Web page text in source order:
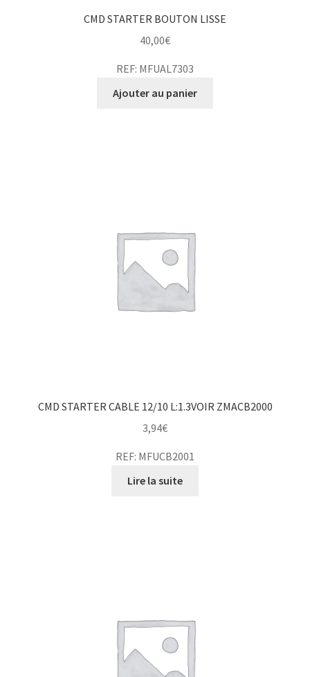
CMD STARTER BOUTON LISSE
40,00€
REF: MFUAL7303
Ajouter au panier
CMD STARTER CABLE 12/10 L:1.3VOIR ZMACB2000
3,94€
REF: MFUCB2001
Lire la suite